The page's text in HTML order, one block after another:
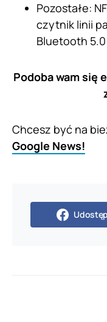
Pozostałe:
czytnik linii
Bluetooth 5.0
Podoba wam się
Chcesz być na
Google News!